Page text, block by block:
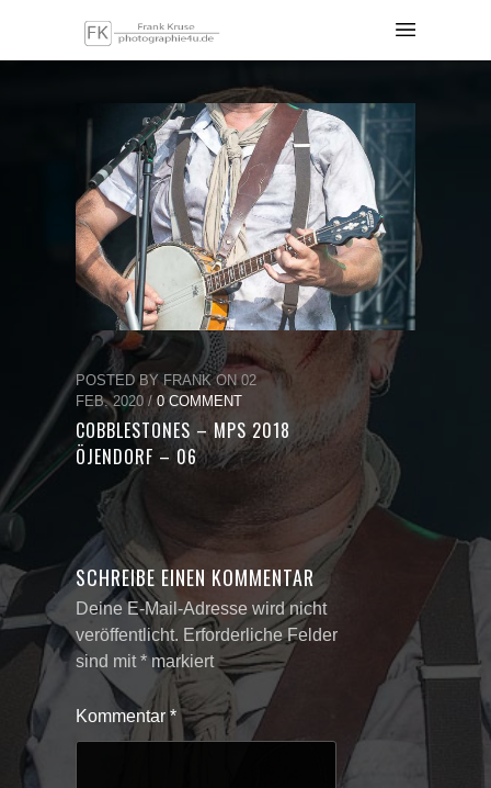
POSTED BY FRANK ON 02
FEB. 2020 /0 COMMENT
COBBLESTONES – MPS 2018
ÖJENDORF – 06
SCHREIBE EINEN KOMMENTAR
Deine E-Mail-Adresse wird nicht
veröffentlicht. Erforderliche Felder
sind mit*markiert
Kommentar *